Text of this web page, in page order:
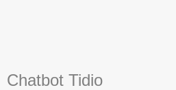
Chatbot Tidio